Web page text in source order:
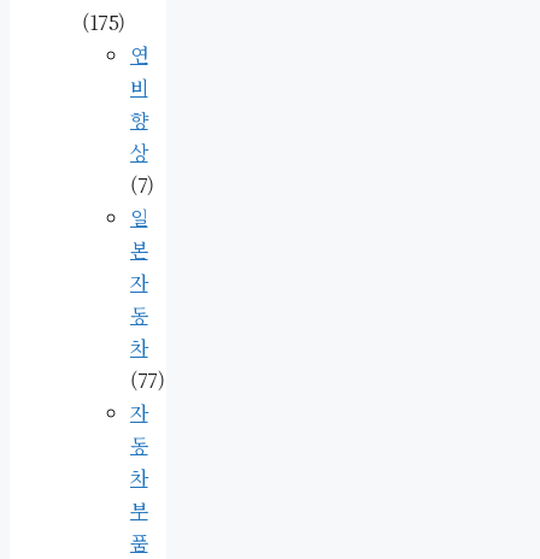
(175)
연
비
향
상
(7)
일
본
자
동
차
(77)
자
동
차
부
품